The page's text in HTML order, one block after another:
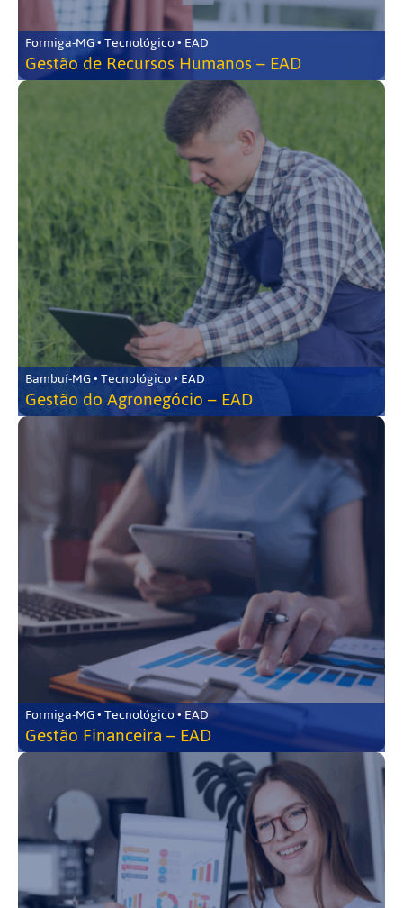
Formiga-MG • Tecnológico • EAD
Gestão de Recursos Humanos – EAD
Bambuí-MG • Tecnológico • EAD
Gestão do Agronegócio – EAD
Formiga-MG • Tecnológico • EAD
Gestão Financeira – EAD